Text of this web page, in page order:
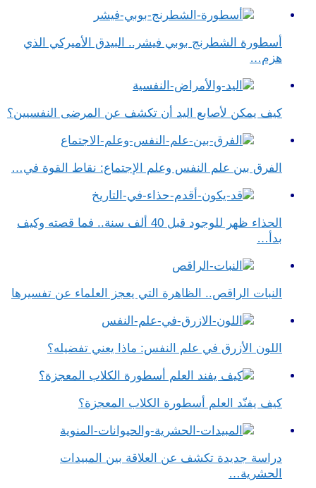
أسطورة الشطرنج بوبي فيشر.. البيدق الأميركي الذي
هزم…
كيف يمكن لأصابع اليد أن تكشف عن المرضى النفسيين؟
الفرق بين علم النفس وعلم الإجتماع​: نقاط القوة في…
الحذاء ظهر للوجود قبل 40 ألف سنة.. فما قصته وكيف
بدأ…
النبات الراقص.. الظاهرة التي يعجز العلماء عن تفسيرها
اللون الأزرق في علم النفس​: ماذا يعني تفضيله؟
كيف يفنّد العلم أسطورة الكلاب المعجزة؟
دراسة جديدة تكشف عن العلاقة بين المبيدات
الحشرية…